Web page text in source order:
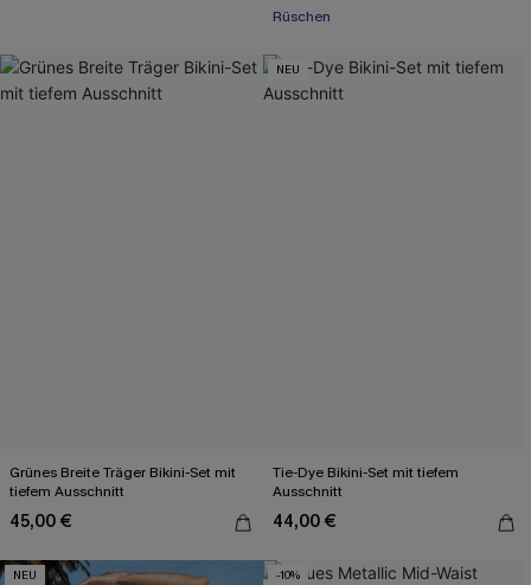
Rüschen
Grünes Breite Träger Bikini-Set mit
tiefem Ausschnitt
45,00 €
NEU
Tie-Dye Bikini-Set mit tiefem
Ausschnitt
44,00 €
NEU -10%